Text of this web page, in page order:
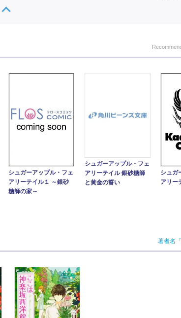
シュガーアップル・フェ
アリーテイル１ ～銀砂
糖師の家～
シュガーアップル・フェ
アリーテイル 銀砂糖師
と黄金の誓い
シュガ
アリー
著者名